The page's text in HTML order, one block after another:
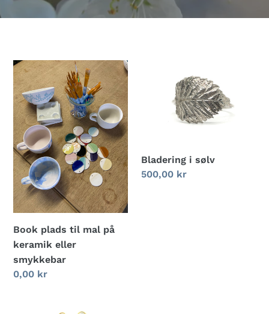
Book
plads
til
mal
på
keramik
eller
smykkebar
Book plads til mal på
keramik eller
smykkebar
Normalpris
0,00 kr
Bladering i sølv
Normalpris
500,00 kr